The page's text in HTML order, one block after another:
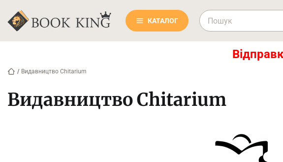
КАТАЛОГ
/ Видавництво Chitarium
Видавництво Chitarium